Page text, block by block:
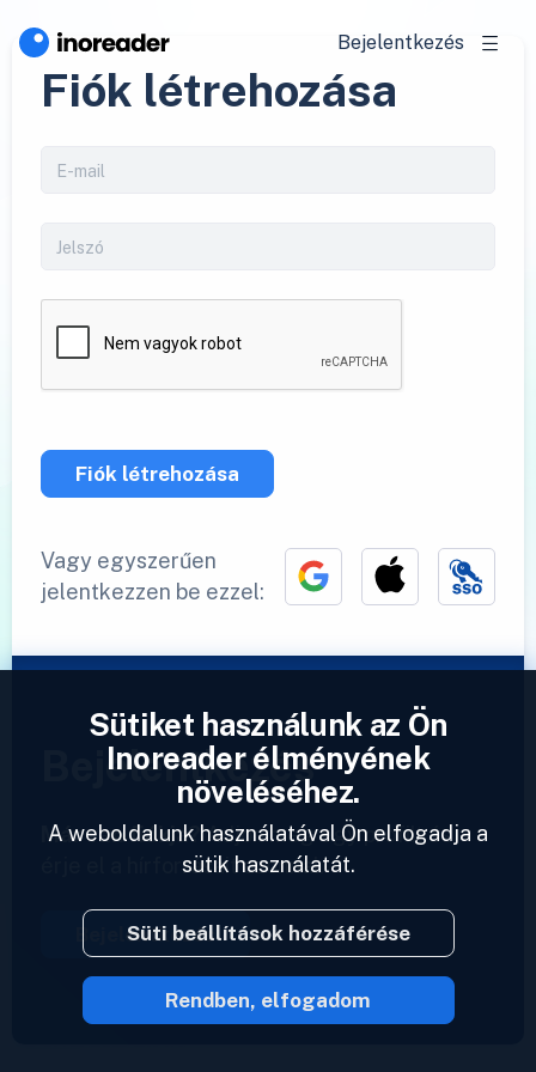
Bejelentkezés
Fiók létrehozása
Fiók létrehozása
Vagy egyszerűen
jelentkezzen be ezzel:
Bejelentkezés
Már van fiókja? Adjon meg egy profilt és
érje el a hírforrásait azonnal.
Bejelentkezés
2023 © Inoreader
Sütiket használunk az Ön
Inoreader élményének
növeléséhez.
A weboldalunk használatával Ön elfogadja a
sütik használatát.
Süti beállítások hozzáférése
Rendben, elfogadom